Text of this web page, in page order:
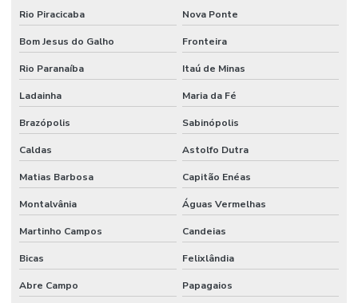
Rio Piracicaba Nova Ponte
Bom Jesus do Galho Fronteira
Rio Paranaíba Itaú de Minas
Ladainha Maria da Fé
Brazópolis Sabinópolis
Caldas Astolfo Dutra
Matias Barbosa Capitão Enéas
Montalvânia Águas Vermelhas
Martinho Campos Candeias
Bicas Felixlândia
Abre Campo Papagaios